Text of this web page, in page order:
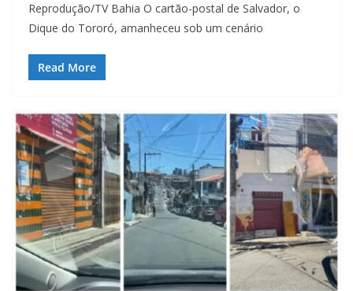
Reprodução/TV Bahia O cartão-postal de Salvador, o
Dique do Tororó, amanheceu sob um cenário
Read More